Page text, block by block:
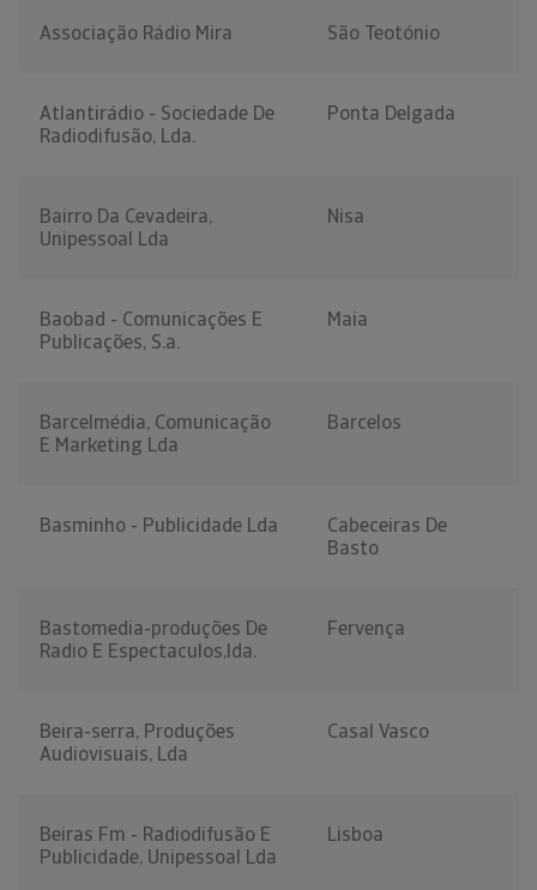
Associação Rádio Mira São Teotónio
Atlantirádio - Sociedade De
Radiodifusão, Lda.
Ponta Delgada
Bairro Da Cevadeira,
Unipessoal Lda
Nisa
Baobad - Comunicações E
Publicações, S.a.
Maia
Barcelmédia, Comunicação
E Marketing Lda
Barcelos
Basminho - Publicidade Lda
Cabeceiras De
Basto
Bastomedia-produções De
Radio E Espectaculos,lda.
Fervença
Beira-serra, Produções
Audiovisuais, Lda
Casal Vasco
Beiras Fm - Radiodifusão E
Publicidade, Unipessoal Lda
Lisboa